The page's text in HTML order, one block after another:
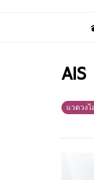
แวดวงไ